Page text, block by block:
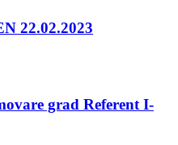
22.02.2023
grad Referent I-